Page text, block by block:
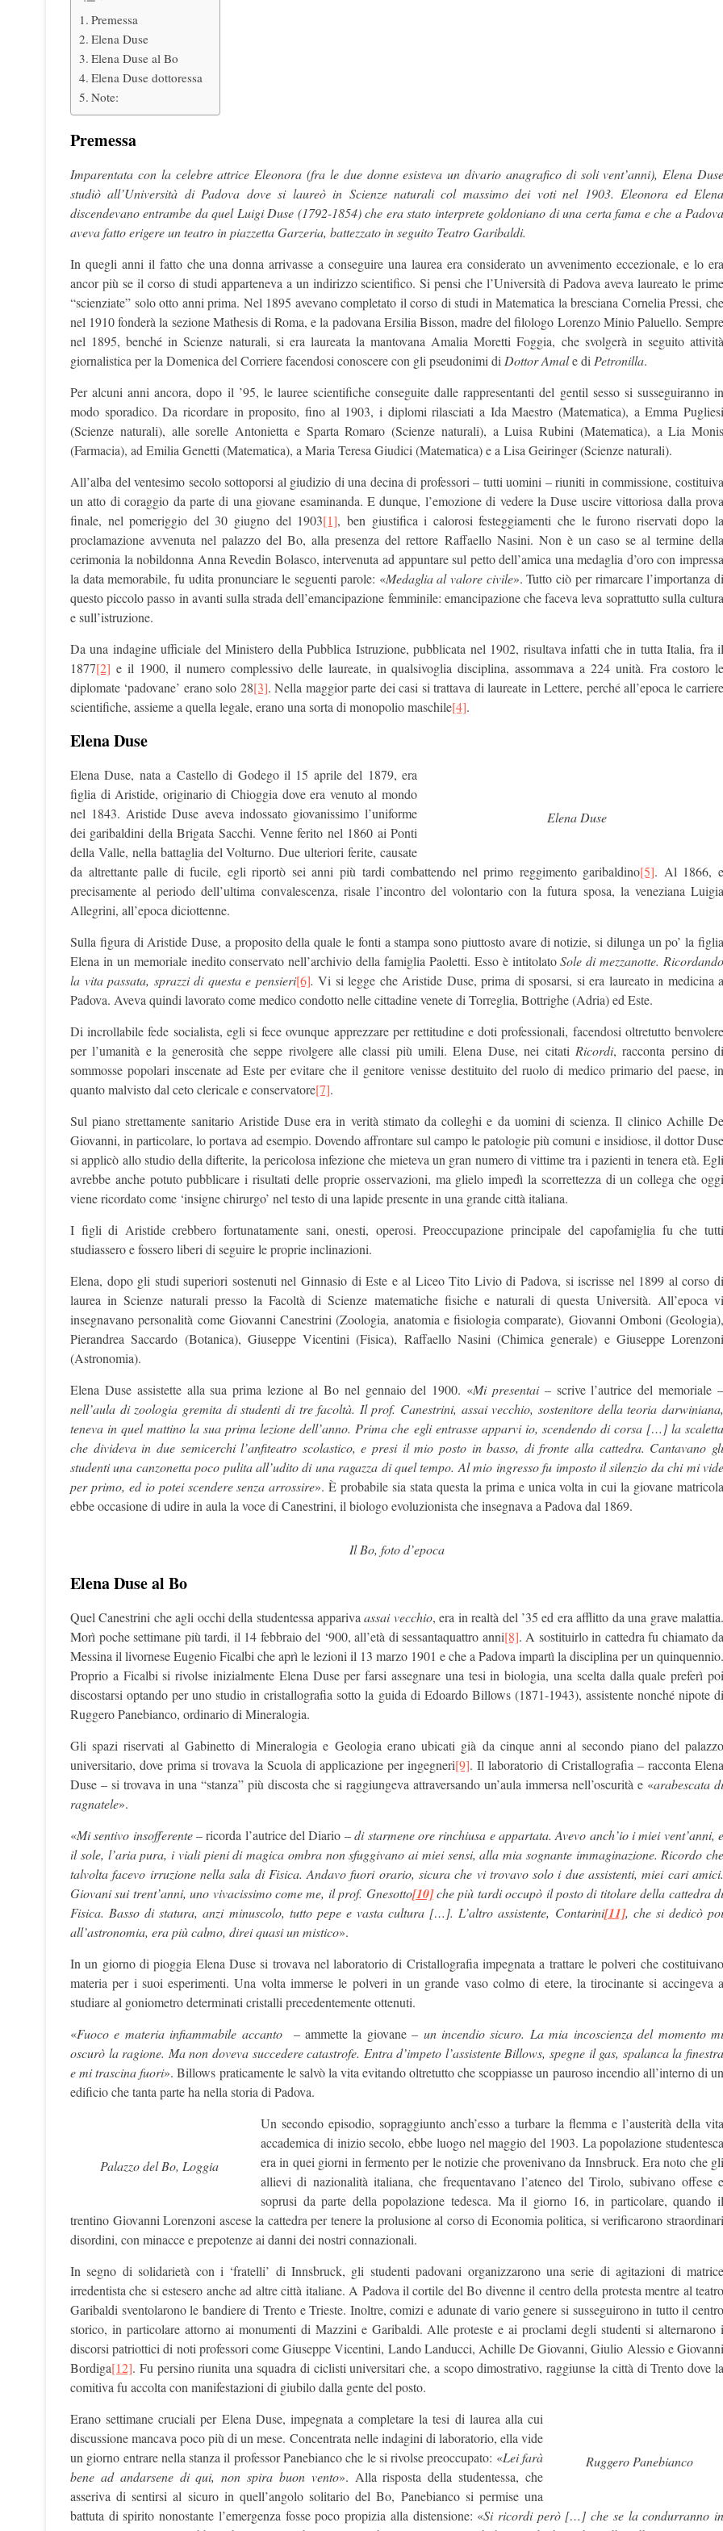
Premessa
Elena Duse
Elena Duse al Bo
Elena Duse dottoressa
Note:
Premessa
Imparentata con la celebre attrice Eleonora (fra le due donne esisteva un divario anagrafico di soli vent’anni), Elena Duse
studiò all’Università di Padova dove si laureò in Scienze naturali col massimo dei voti nel 1903. Eleonora ed Elena
discendevano entrambe da quel Luigi Duse (1792-1854) che era stato interprete goldoniano di una certa fama e che a Padova
aveva fatto erigere un teatro in piazzetta Garzeria, battezzato in seguito Teatro Garibaldi.
In quegli anni il fatto che una donna arrivasse a conseguire una laurea era considerato un avvenimento eccezionale, e lo era
ancor più se il corso di studi apparteneva a un indirizzo scientifico. Si pensi che l’Università di Padova aveva laureato le prime
“scienziate” solo otto anni prima. Nel 1895 avevano completato il corso di studi in Matematica la bresciana Cornelia Pressi, che
nel 1910 fonderà la sezione Mathesis di Roma, e la padovana Ersilia Bisson, madre del filologo Lorenzo Minio Paluello. Sempre
nel 1895, benché in Scienze naturali, si era laureata la mantovana Amalia Moretti Foggia, che svolgerà in seguito attività
giornalistica per la Domenica del Corriere facendosi conoscere con gli pseudonimi di Dottor Amale di Petronilla.
Per alcuni anni ancora, dopo il ’95, le lauree scientifiche conseguite dalle rappresentanti del gentil sesso si susseguiranno in
modo sporadico. Da ricordare in proposito, fino al 1903, i diplomi rilasciati a Ida Maestro (Matematica), a Emma Pugliesi
(Scienze naturali), alle sorelle Antonietta e Sparta Romaro (Scienze naturali), a Luisa Rubini (Matematica), a Lia Monis
(Farmacia), ad Emilia Genetti (Matematica), a Maria Teresa Giudici (Matematica) e a Lisa Geiringer (Scienze naturali).
All’alba del ventesimo secolo sottoporsi al giudizio di una decina di professori – tutti uomini – riuniti in commissione, costituiva
un atto di coraggio da parte di una giovane esaminanda. E dunque, l’emozione di vedere la Duse uscire vittoriosa dalla prova
finale, nel pomeriggio del 30 giugno del 1903[1], ben giustifica i calorosi festeggiamenti che le furono riservati dopo la
proclamazione avvenuta nel palazzo del Bo, alla presenza del rettore Raffaello Nasini. Non è un caso se al termine della
cerimonia la nobildonna Anna Revedin Bolasco, intervenuta ad appuntare sul petto dell’amica una medaglia d’oro con impressa
la data memorabile, fu udita pronunciare le seguenti parole: «Medaglia al valore civile». Tutto ciò per rimarcare l’importanza di
questo piccolo passo in avanti sulla strada dell’emancipazione femminile: emancipazione che faceva leva soprattutto sulla cultura
e sull’istruzione.
Da una indagine ufficiale del Ministero della Pubblica Istruzione, pubblicata nel 1902, risultava infatti che in tutta Italia, fra il
1877[2] e il 1900, il numero complessivo delle laureate, in qualsivoglia disciplina, assommava a 224 unità. Fra costoro le
diplomate ‘padovane’ erano solo 28[3]. Nella maggior parte dei casi si trattava di laureate in Lettere, perché all’epoca le carriere
scientifiche, assieme a quella legale, erano una sorta di monopolio maschile[4].
Elena Duse
Elena Duse
Elena Duse, nata a Castello di Godego il 15 aprile del 1879, era
figlia di Aristide, originario di Chioggia dove era venuto al mondo
nel 1843. Aristide Duse aveva indossato giovanissimo l’uniforme
dei garibaldini della Brigata Sacchi. Venne ferito nel 1860 ai Ponti
della Valle, nella battaglia del Volturno. Due ulteriori ferite, causate
da altrettante palle di fucile, egli riportò sei anni più tardi combattendo nel primo reggimento garibaldino[5]. Al 1866, e
precisamente al periodo dell’ultima convalescenza, risale l’incontro del volontario con la futura sposa, la veneziana Luigia
Allegrini, all’epoca diciottenne.
Sulla figura di Aristide Duse, a proposito della quale le fonti a stampa sono piuttosto avare di notizie, si dilunga un po’ la figlia
Elena in un memoriale inedito conservato nell’archivio della famiglia Paoletti. Esso è intitolatoSole di mezzanotte. Ricordando
la vita passata, sprazzi di questa e pensieri[6]. Vi si legge che Aristide Duse, prima di sposarsi, si era laureato in medicina a
Padova. Aveva quindi lavorato come medico condotto nelle cittadine venete di Torreglia, Bottrighe (Adria) ed Este.
Di incrollabile fede socialista, egli si fece ovunque apprezzare per rettitudine e doti professionali, facendosi oltretutto benvolere
per l’umanità e la generosità che seppe rivolgere alle classi più umili. Elena Duse, nei citati Ricordi, racconta persino di
sommosse popolari inscenate ad Este per evitare che il genitore venisse destituito del ruolo di medico primario del paese, in
quanto malvisto dal ceto clericale e conservatore[7].
Sul piano strettamente sanitario Aristide Duse era in verità stimato da colleghi e da uomini di scienza. Il clinico Achille De
Giovanni, in particolare, lo portava ad esempio. Dovendo affrontare sul campo le patologie più comuni e insidiose, il dottor Duse
si applicò allo studio della difterite, la pericolosa infezione che mieteva un gran numero di vittime tra i pazienti in tenera età. Egli
avrebbe anche potuto pubblicare i risultati delle proprie osservazioni, ma glielo impedì la scorrettezza di un collega che oggi
viene ricordato come ‘insigne chirurgo’ nel testo di una lapide presente in una grande città italiana.
I figli di Aristide crebbero fortunatamente sani, onesti, operosi. Preoccupazione principale del capofamiglia fu che tutti
studiassero e fossero liberi di seguire le proprie inclinazioni.
Elena, dopo gli studi superiori sostenuti nel Ginnasio di Este e al Liceo Tito Livio di Padova, si iscrisse nel 1899 al corso di
laurea in Scienze naturali presso la Facoltà di Scienze matematiche fisiche e naturali di questa Università. All’epoca vi
insegnavano personalità come Giovanni Canestrini (Zoologia, anatomia e fisiologia comparate), Giovanni Omboni (Geologia),
Pierandrea Saccardo (Botanica), Giuseppe Vicentini (Fisica), Raffaello Nasini (Chimica generale) e Giuseppe Lorenzoni
(Astronomia).
Elena Duse assistette alla sua prima lezione al Bo nel gennaio del 1900. «Mi presentai – scrive l’autrice del memoriale –
nell’aula di zoologia gremita di studenti di tre facoltà. Il prof. Canestrini, assai vecchio, sostenitore della teoria darwiniana,
teneva in quel mattino la sua prima lezione dell’anno. Prima che egli entrasse apparvi io, scendendo di corsa […] la scaletta
che divideva in due semicerchi l’anfiteatro scolastico, e presi il mio posto in basso, di fronte alla cattedra. Cantavano gli
studenti una canzonetta poco pulita all’udito di una ragazza di quel tempo. Al mio ingresso fu imposto il silenzio da chi mi vide
per primo, ed io potei scendere senza arrossire». È probabile sia stata questa la prima e unica volta in cui la giovane matricola
ebbe occasione di udire in aula la voce di Canestrini, il biologo evoluzionista che insegnava a Padova dal 1869.
Il Bo, foto d’epoca
Elena Duse al Bo
Quel Canestrini che agli occhi della studentessa apparivaassai vecchio, era in realtà del ’35 ed era afflitto da una grave malattia.
Morì poche settimane più tardi, il 14 febbraio del ‘900, all’età di sessantaquattro anni[8]. A sostituirlo in cattedra fu chiamato da
Messina il livornese Eugenio Ficalbi che aprì le lezioni il 13 marzo 1901 e che a Padova impartì la disciplina per un quinquennio.
Proprio a Ficalbi si rivolse inizialmente Elena Duse per farsi assegnare una tesi in biologia, una scelta dalla quale preferì poi
discostarsi optando per uno studio in cristallografia sotto la guida di Edoardo Billows (1871-1943), assistente nonché nipote di
Ruggero Panebianco, ordinario di Mineralogia.
Gli spazi riservati al Gabinetto di Mineralogia e Geologia erano ubicati già da cinque anni al secondo piano del palazzo
universitario, dove prima si trovava la Scuola di applicazione per ingegneri[9]. Il laboratorio di Cristallografia – racconta Elena
Duse – si trovava in una “stanza” più discosta che si raggiungeva attraversando un’aula immersa nell’oscurità e «arabescata di
ragnatele».
«Mi sentivo insofferente– ricorda l’autrice del Diario –di starmene ore rinchiusa e appartata. Avevo anch’io i miei vent’anni, e
il sole, l’aria pura, i viali pieni di magica ombra non sfuggivano ai miei sensi, alla mia sognante immaginazione. Ricordo che
talvolta facevo irruzione nella sala di Fisica. Andavo fuori orario, sicura che vi trovavo solo i due assistenti, miei cari amici.
Giovani sui trent’anni, uno vivacissimo come me, il prof. Gnesotto[10]che più tardi occupò il posto di titolare della cattedra
Fisica. Basso di statura, anzi minuscolo, tutto pepe e vasta cultura […]. L’altro assistente, Contarini[11], che si dedicò
all’astronomia, era più calmo, direi quasi un mistico».
In un giorno di pioggia Elena Duse si trovava nel laboratorio di Cristallografia impegnata a trattare le polveri che costituivano
materia per i suoi esperimenti. Una volta immerse le polveri in un grande vaso colmo di etere, la tirocinante si accingeva a
studiare al goniometro determinati cristalli precedentemente ottenuti.
«Fuoco e materia infiammabile accanto – ammette la giovane – un incendio sicuro. La mia incoscienza del momento
oscurò la ragione. Ma non doveva succedere catastrofe. Entra d’impeto l’assistente Billows, spegne il gas, spalanca la finestra
e mi trascina fuori». Billows praticamente le salvò la vita evitando oltretutto che scoppiasse un pauroso incendio all’interno di un
edificio che tanta parte ha nella storia di Padova.
Palazzo del Bo, Loggia
Un secondo episodio, sopraggiunto anch’esso a turbare la flemma e l’austerità della vita
accademica di inizio secolo, ebbe luogo nel maggio del 1903. La popolazione studentesca
era in quei giorni in fermento per le notizie che provenivano da Innsbruck. Era noto che gli
allievi di nazionalità italiana, che frequentavano l’ateneo del Tirolo, subivano offese e
soprusi da parte della popolazione tedesca. Ma il giorno 16, in particolare, quando il
trentino Giovanni Lorenzoni ascese la cattedra per tenere la prolusione al corso di Economia politica, si verificarono straordinari
disordini, con minacce e prepotenze ai danni dei nostri connazionali.
In segno di solidarietà con i ‘fratelli’ di Innsbruck, gli studenti padovani organizzarono una serie di agitazioni di matrice
irredentista che si estesero anche ad altre città italiane. A Padova il cortile del Bo divenne il centro della protesta mentre al teatro
Garibaldi sventolarono le bandiere di Trento e Trieste. Inoltre, comizi e adunate di vario genere si susseguirono in tutto il centro
storico, in particolare attorno ai monumenti di Mazzini e Garibaldi. Alle proteste e ai proclami degli studenti si alternarono i
discorsi patriottici di noti professori come Giuseppe Vicentini, Lando Landucci, Achille De Giovanni, Giulio Alessio e Giovanni
Bordiga[12]. Fu persino riunita una squadra di ciclisti universitari che, a scopo dimostrativo, raggiunse la città di Trento dove la
comitiva fu accolta con manifestazioni di giubilo dalla gente del posto.
Ruggero Panebianco
Erano settimane cruciali per Elena Duse, impegnata a completare la tesi di laurea alla cui
discussione mancava poco più di un mese. Concentrata nelle indagini di laboratorio, ella vide
un giorno entrare nella stanza il professor Panebianco che le si rivolse preoccupato: «Lei farà
bene ad andarsene di qui, non spira buon vento». Alla risposta della studentessa, che
asseriva di sentirsi al sicuro in quell’angolo solitario del Bo, Panebianco si permise una
battuta di spirito nonostante l’emergenza fosse poco propizia alla distensione: «Si ricordi però […] che se la condurranno in